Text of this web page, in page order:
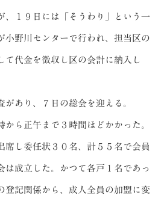
、１９日には「そうわり」という一
小野川センターで行われ、担当区の
て代金を徴収し区の会計に納入し
あり、７日の総会を迎える。
ら正午まで３時間ほどかかった。
席し委任状３０名、計５５名で会員
は成立した。かつて各戸１名であっ
登記関係から、成人全員の加盟に変